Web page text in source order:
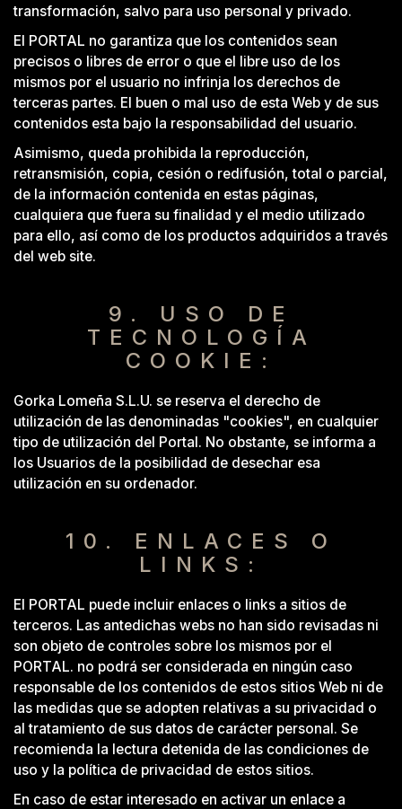
transformación, salvo para uso personal y privado.
El PORTAL no garantiza que los contenidos sean
precisos o libres de error o que el libre uso de los
mismos por el usuario no infrinja los derechos de
terceras partes. El buen o mal uso de esta Web y de sus
contenidos esta bajo la responsabilidad del usuario.
Asimismo, queda prohibida la reproducción,
retransmisión, copia, cesión o redifusión, total o parcial,
de la información contenida en estas páginas,
cualquiera que fuera su finalidad y el medio utilizado
para ello, así como de los productos adquiridos a través
del web site.
9. USO DE
TECNOLOGÍA
COOKIE:
Gorka Lomeña S.L.U. se reserva el derecho de
utilización de las denominadas "cookies", en cualquier
tipo de utilización del Portal. No obstante, se informa a
los Usuarios de la posibilidad de desechar esa
utilización en su ordenador.
10. ENLACES O
LINKS:
El PORTAL puede incluir enlaces o links a sitios de
terceros. Las antedichas webs no han sido revisadas ni
son objeto de controles sobre los mismos por el
PORTAL. no podrá ser considerada en ningún caso
responsable de los contenidos de estos sitios Web ni de
las medidas que se adopten relativas a su privacidad o
al tratamiento de sus datos de carácter personal. Se
recomienda la lectura detenida de las condiciones de
uso y la política de privacidad de estos sitios.
En caso de estar interesado en activar un enlace a